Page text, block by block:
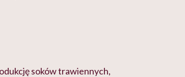
soków trawiennych,